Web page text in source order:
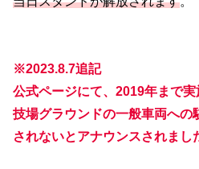
※2023.8.7追記
公式ページにて、 2019年まで
技場グラウンドの一般車両への
されないとアナウンスされまし